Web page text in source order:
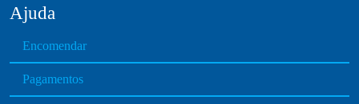
Ajuda
Encomendar
Pagamentos